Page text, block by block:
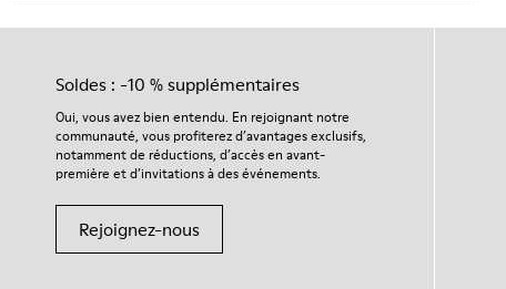
Soldes : -10 % supplémentaires
Oui, vous avez bien entendu. En rejoignant notre
communauté, vous profiterez d’avantages exclusifs,
notamment de réductions, d’accès en avant-
première et d’invitations à des événements.
Rejoignez-nous